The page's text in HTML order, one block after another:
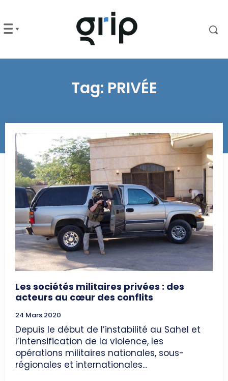
Tag: PRIVÉE
Les sociétés militaires privées : des
acteurs au cœur des conflits
24 Mars 2020
Depuis le début de l’instabilité au Sahel et
l’intensification de la violence, les
opérations militaires nationales, sous-
régionales et internationales...